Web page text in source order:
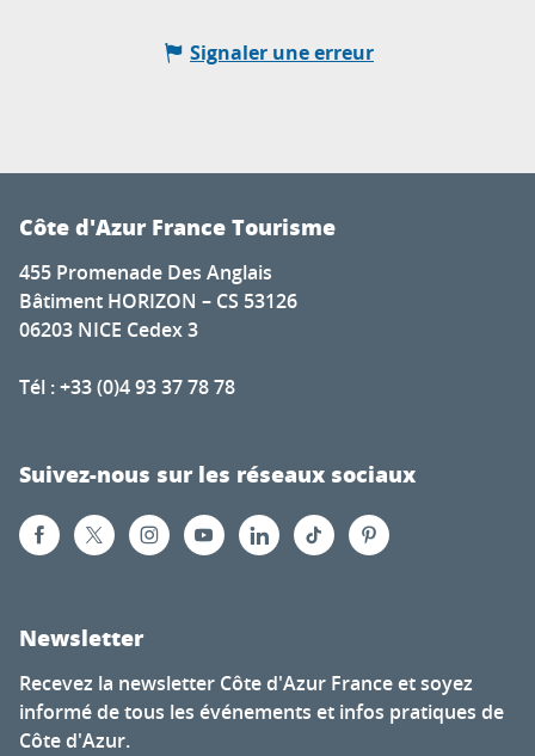
Signaler une erreur
Côte d'Azur France Tourisme
455 Promenade Des Anglais
Bâtiment HORIZON – CS 53126
06203 NICE Cedex 3
Tél : +33 (0)4 93 37 78 78
Suivez-nous sur les réseaux sociaux
Newsletter
Recevez la newsletter Côte d'Azur France et soyez
informé de tous les événements et infos pratiques de
Côte d'Azur.